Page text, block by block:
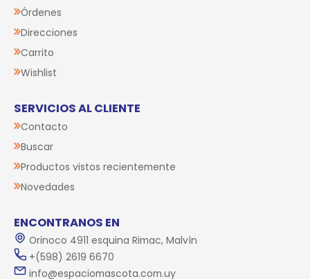
Órdenes
Direcciones
Carrito
Wishlist
SERVICIOS AL CLIENTE
Contacto
Buscar
Productos vistos recientemente
Novedades
ENCONTRANOS EN
Orinoco 4911 esquina Rimac, Malvín
+(598) 2619 6670
info@espaciomascota.com.uy